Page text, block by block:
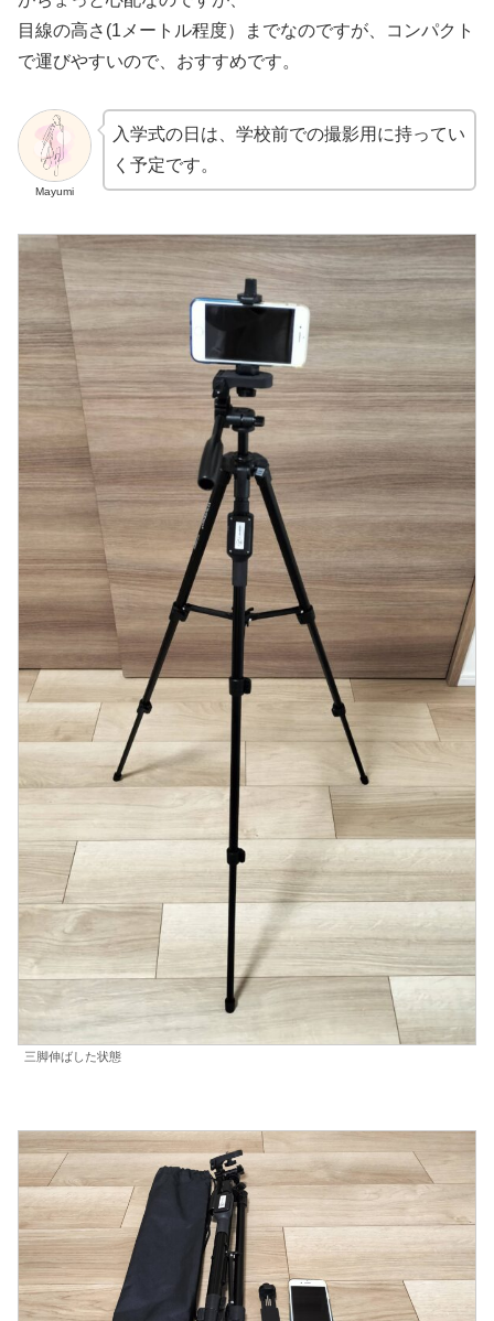
目線の高さ(1メートル程度）までなのですが、コンパクト
で運びやすいので、おすすめです。
Mayumi
入学式の日は、学校前での撮影用に持ってい
く予定です。
三脚伸ばした状態